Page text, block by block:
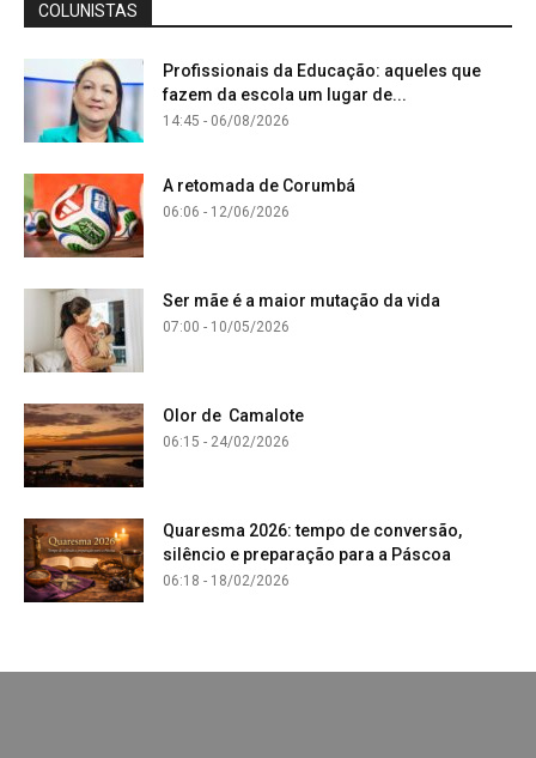
COLUNISTAS
Profissionais da Educação: aqueles que
fazem da escola um lugar de...
14:45 - 06/08/2026
A retomada de Corumbá
06:06 - 12/06/2026
Ser mãe é a maior mutação da vida
07:00 - 10/05/2026
Olor de Camalote
06:15 - 24/02/2026
Quaresma 2026: tempo de conversão,
silêncio e preparação para a Páscoa
06:18 - 18/02/2026